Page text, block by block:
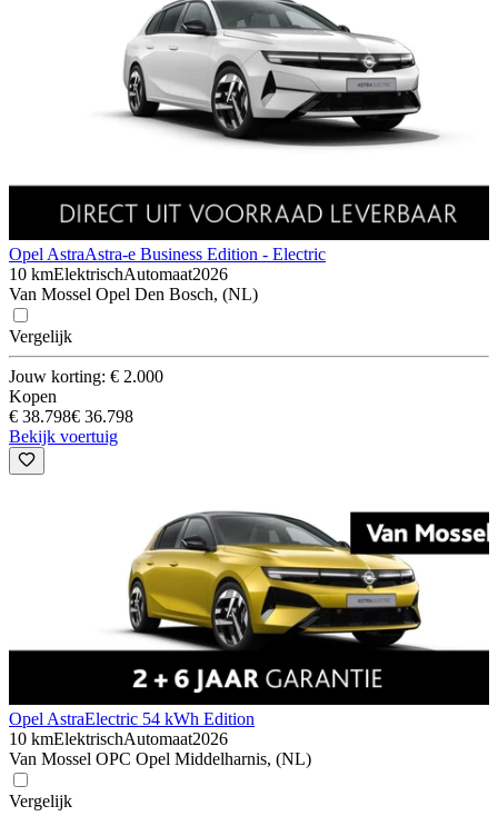
Opel AstraAstra-e Business Edition - Electric
10 kmElektrischAutomaat2026
Van Mossel Opel Den Bosch, (NL)
Vergelijk
Jouw korting: € 2.000
Kopen
€ 38.798€ 36.798
Bekijk voertuig
Opel AstraElectric 54 kWh Edition
10 kmElektrischAutomaat2026
Van Mossel OPC Opel Middelharnis, (NL)
Vergelijk